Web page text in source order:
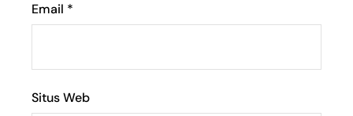
Email *
Situs Web